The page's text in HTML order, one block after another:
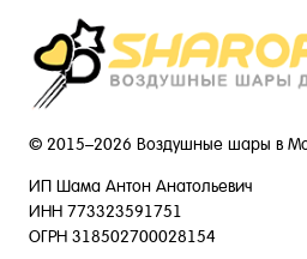
© 2015–2026 Воздушные шары в
ИП Шама Антон Анатольевич
ИНН 773323591751
ОГРН 318502700028154